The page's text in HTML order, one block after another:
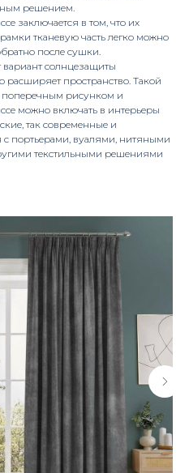
решением.
заключается в том, что их
тканевую часть легко можно
после сушки.
вариант солнцезащиты
расширяет пространство. Такой
поперечным рисунком и
можно включать в интерьеры
так современные и
с портьерами, вуалями, нитяными
текстильными решениями